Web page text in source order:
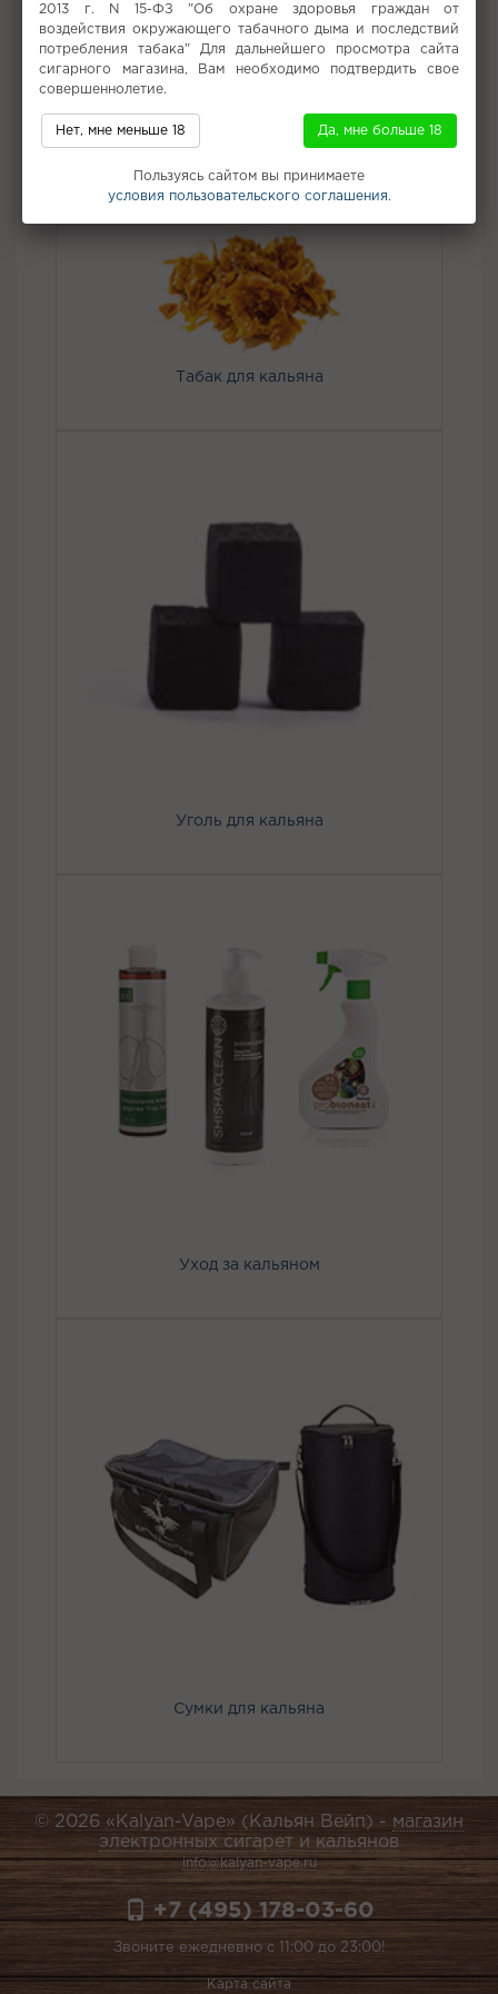
источник позитивных эмоций.
Вкус: Виноград, Лимонад
Все вкусы табака для кальяна Spectrum
Не забудьте купить
Табак для кальяна
Уголь для кальяна
Уход за кальяном
Сумки для кальяна
© 2026 «Kalyan-Vape» (Кальян Вейп) - магазин
электронных сигарет и кальянов
info@kalyan-vape.ru
+7 (495) 178-03-60
Звоните ежедневно с 11:00 до 23:00!
Карта сайта
2013 г. N 15-ФЗ "Об охране здоровья граждан от
воздействия окружающего табачного дыма и последствий
потребления табака" Для дальнейшего просмотра сайта
сигарного магазина, Вам необходимо подтвердить свое
совершеннолетие.
Нет, мне меньше 18 Да, мне больше 18
Пользуясь сайтом вы принимаете
условия пользовательского соглашения.